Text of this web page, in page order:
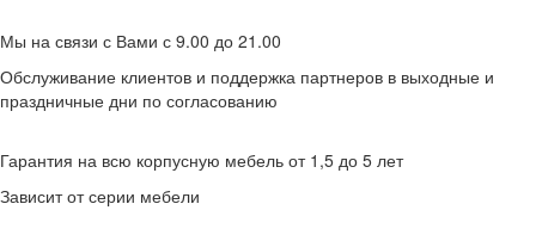
Мы на связи с Вами с 9.00 до 21.00
Обслуживание клиентов и поддержка партнеров в выходные и
праздничные дни по согласованию
Гарантия на всю корпусную мебель от 1,5 до 5 лет
Зависит от серии мебели